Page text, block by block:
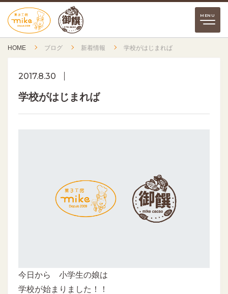
HOME ブログ 新着情報 学校がはじまれば
2017.8.30
学校がはじまれば
今日から 小学生の娘は
学校が始まりました！！